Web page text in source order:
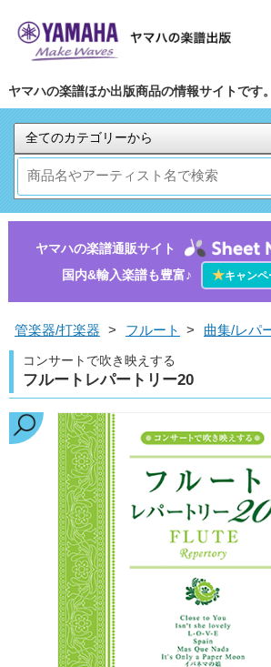
ヤマハの楽譜ほか出版商品の情報サイトです。
ヤマハの楽譜通販サイト
国内&輸入楽譜も豊富♪
★キャン
管楽器/打楽器 > フルート > 曲集/レパ
コンサートで吹き映えする
フルートレパートリー20